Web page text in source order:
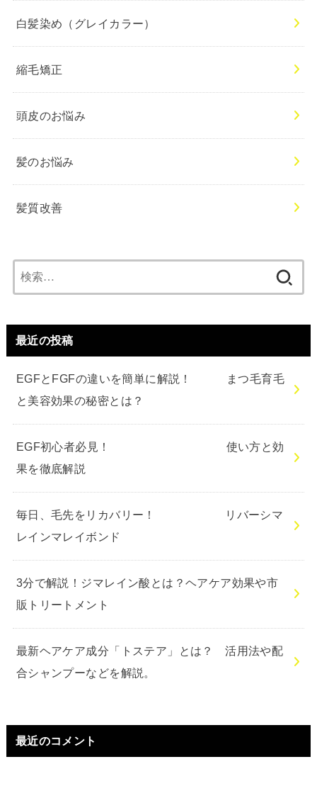
白髪染め（グレイカラー）
縮毛矯正
頭皮のお悩み
髪のお悩み
髪質改善
索:
最近の投稿
EGFとFGFの違いを簡単に解説！ まつ毛育毛
と美容効果の秘密とは？
EGF初心者必見！ 使い方と効
果を徹底解説
毎日、毛先をリカバリー！ リバーシマ
レインマレイボンド
3分で解説！ジマレイン酸とは？ヘアケア効果や市
販トリートメント
最新ヘアケア成分「トステア」とは？ 活用法や配
合シャンプーなどを解説。
最近のコメント